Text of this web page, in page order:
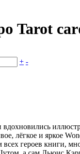
Tarot
+ -
лёгкое и яркое
всех героев книги,